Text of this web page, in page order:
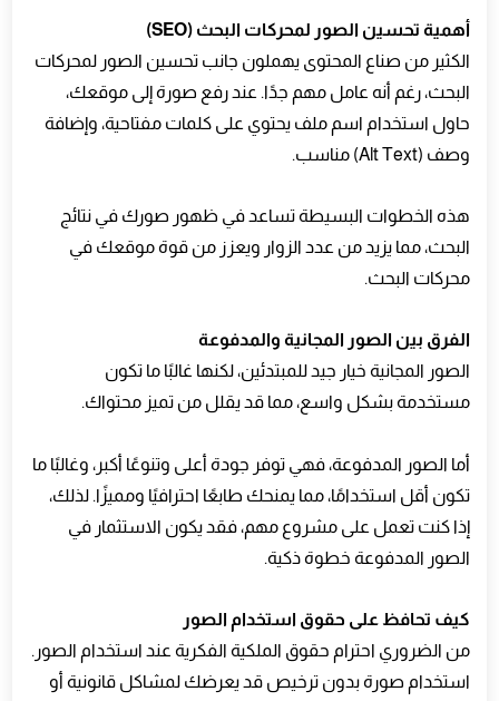
أهمية تحسين الصور لمحركات البحث (SEO)
الكثير من صناع المحتوى يهملون جانب تحسين الصور لمحركات
البحث، رغم أنه عامل مهم جدًا. عند رفع صورة إلى موقعك،
حاول استخدام اسم ملف يحتوي على كلمات مفتاحية، وإضافة
وصف (Alt Text) مناسب.
هذه الخطوات البسيطة تساعد في ظهور صورك في نتائج
البحث، مما يزيد من عدد الزوار ويعزز من قوة موقعك في
محركات البحث.
الفرق بين الصور المجانية والمدفوعة
الصور المجانية خيار جيد للمبتدئين، لكنها غالبًا ما تكون
مستخدمة بشكل واسع، مما قد يقلل من تميز محتواك.
أما الصور المدفوعة، فهي توفر جودة أعلى وتنوعًا أكبر، وغالبًا ما
تكون أقل استخدامًا، مما يمنحك طابعًا احترافيًا ومميزًا. لذلك،
إذا كنت تعمل على مشروع مهم، فقد يكون الاستثمار في
الصور المدفوعة خطوة ذكية.
كيف تحافظ على حقوق استخدام الصور
من الضروري احترام حقوق الملكية الفكرية عند استخدام الصور.
استخدام صورة بدون ترخيص قد يعرضك لمشاكل قانونية أو